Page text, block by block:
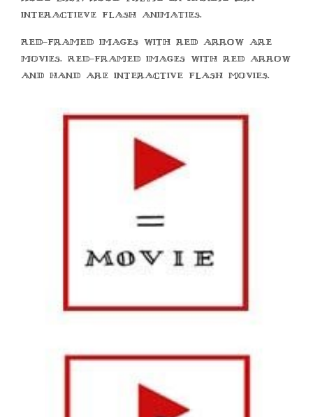
interactieve flash animaties.
Red-framed images with red arrow are
movies. Red-framed images with red arrow
and hand are interactive flash movies.